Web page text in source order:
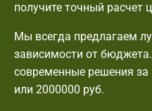
получите точный расчет
Мы всегда предлагаем
зависимости от
современные решения
или 2000000 руб.